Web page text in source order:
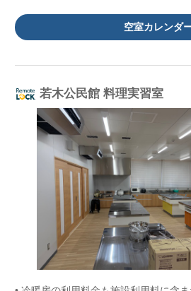
空室カレンダ
若木公民館 料理実習室